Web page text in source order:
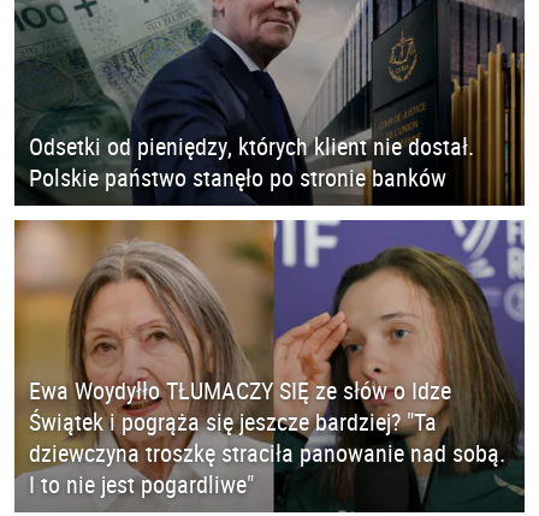
Odsetki od pieniędzy, których klient nie dostał.
Polskie państwo stanęło po stronie banków
Ewa Woydyłło TŁUMACZY SIĘ ze słów o Idze
Świątek i pogrąża się jeszcze bardziej? "Ta
dziewczyna troszkę straciła panowanie nad sobą.
I to nie jest pogardliwe"